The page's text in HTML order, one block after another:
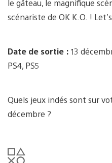
le gâteau, le magnifique
scénariste de OK K.O. !
Date de sortie : 13
PS4, PS5
Quels jeux indés sont sur
décembre ?